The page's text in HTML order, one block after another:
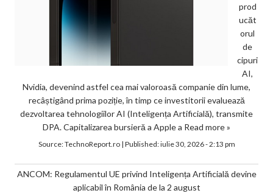
prod
ucăt
orul
de
cipuri
AI,
Nvidia, devenind astfel cea mai valoroasă companie din lume,
recâștigând prima poziție, în timp ce investitorii evaluează
dezvoltarea tehnologiilor AI (Inteligența Artificială), transmite
DPA. Capitalizarea bursieră a Apple a Read more »
Source:TechnoReport.ro| Published:iulie 30, 2026 - 2:13 pm
ANCOM: Regulamentul UE privind Inteligența Artificială devine
aplicabil în România de la 2 august